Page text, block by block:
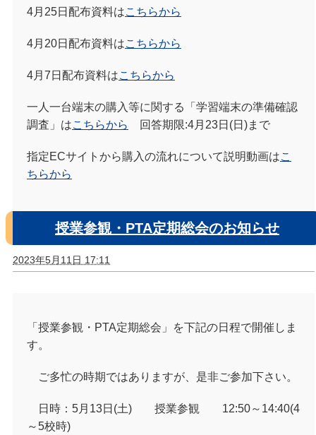
4月25日配布資料はこちらから
4月20日配布資料はこちらから
4月7日配布資料はこちらから
一人一台端末の購入等に関する「学習端末の準備確認
調査」はこちらから 回答期限:4月23日(日)まで
指定ECサイトから購入の流れについて説明動画はこ
ちらから
授業参観・PTA定期総会のお知らせ
2023年5月11日 17:11
「授業参観・PTA定期総会」を下記の日程で開催しま
す。
ご多忙の時期ではありますが、是非ご参加下さい。
日時：5月13日(土) 授業参観 12:50～14:40(4
～5校時)